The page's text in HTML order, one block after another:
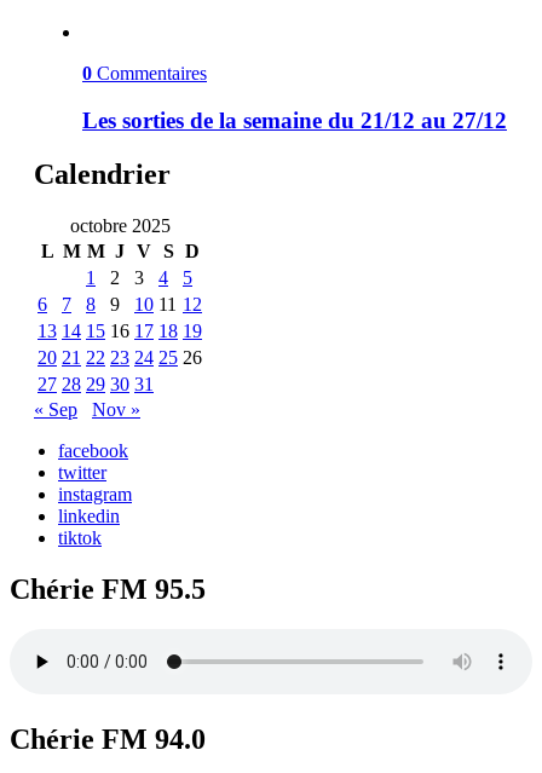
0 Commentaires
Les sorties de la semaine du 21/12 au 27/12
Calendrier
octobre 2025
L M M J V S D
1
2 3 4
5
6
7 8 9 10 11 12
13 14 15 16 17 18 19
20 21 22 23 24 25 26
27 28 29 30 31
« Sep
Nov »
facebook
twitter
instagram
linkedin
tiktok
Chérie FM 95.5
Chérie FM 94.0